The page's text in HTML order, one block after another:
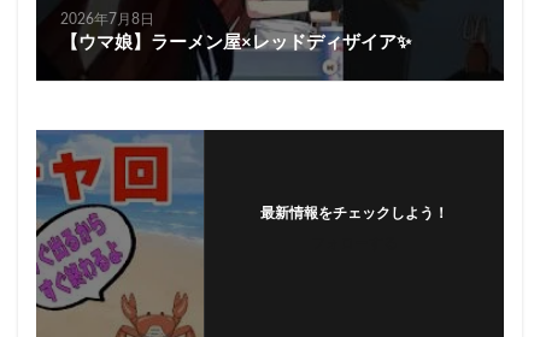
2026年7月8日
【ウマ娘】ラーメン屋×レッドディザイア✨
最新情報をチェックしよう！